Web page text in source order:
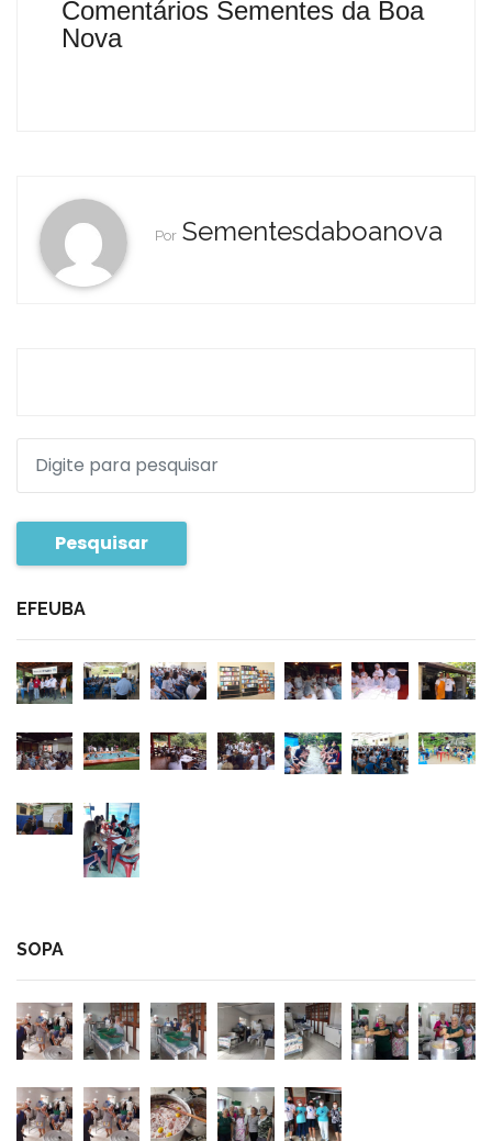
Comentários Sementes da Boa
Nova
Por Sementesdaboanova
Pesquisar
EFEUBA
SOPA